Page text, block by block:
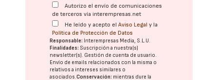
Autorizo el envío de comunicaciones
de terceros vía interempresas.net
He leído y acepto elAviso Legal y la
Política de Protección de Datos
Responsable: Interempresas Media, S.L.U.
Finalidades: Suscripción a nuestra(s)
newsletter(s). Gestión de cuenta de usuario.
Envío de emails relacionados con la misma o
relativos a intereses similares o
asociados.Conservación: mientras dure la